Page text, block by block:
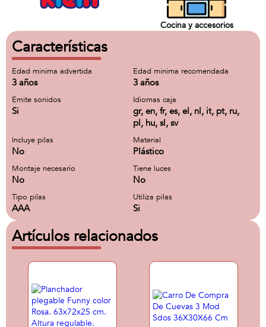
Cocina y accesorios
Características
Edad minima advertida
3 años
Edad minima recomendada
3 años
Emite sonidos
Si
Idiomas caja
gr, en, fr, es, el, nl, it, pt, ru,
pl, hu, sl, sv
Incluye pilas
No
Material
Plástico
Montaje necesario
No
Tiene luces
No
Tipo pilas
AAA
Utiliza pilas
Si
Artículos relacionados